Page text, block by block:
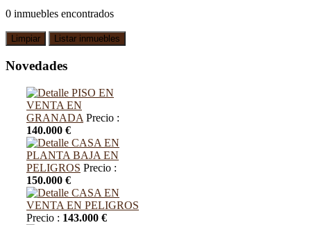
0 inmuebles encontrados
Novedades
PISO EN
VENTA EN
GRANADA Precio :
140.000 €
CASA EN
PLANTA BAJA EN
PELIGROS Precio :
150.000 €
CASA EN
VENTA EN PELIGROS
Precio : 143.000 €